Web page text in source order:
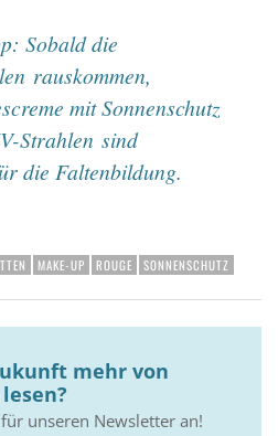
Sobald die
rauskommen,
mit Sonnenschutz
Strahlen sind
die Faltenbildung.
MAKE-UP ROUGE SONNENSCHUTZ
mehr von
unseren Newsletter an!